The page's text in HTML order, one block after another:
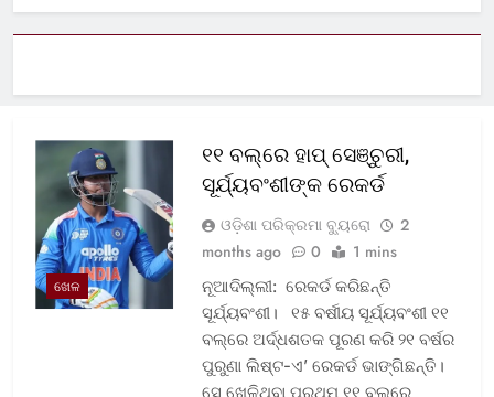
ଖେଳ
୧୧ ବଲ୍‌ରେ ହାପ୍ ସେଞ୍ଚୁରୀ,
ସୂର୍ଯ୍ୟବଂଶୀଙ୍କ ରେକର୍ଡ
ଓଡ଼ିଶା ପରିକ୍ରମା ବ୍ୟୁରୋ
2
months ago
0 1 mins
ନୂଆଦିଲ୍ଲୀ: ରେକର୍ଡ କରିଛନ୍ତି
ସୂର୍ଯ୍ୟବଂଶୀ। ୧୫ ବର୍ଷୀୟ ସୂର୍ଯ୍ୟବଂଶୀ ୧୧
ବଲ୍‌ରେ ଅର୍ଦ୍ଧଶତକ ପୂରଣ କରି ୨୧ ବର୍ଷର
ପୁରୁଣା ଲିଷ୍ଟ-ଏ’ ରେକର୍ଡ ଭାଙ୍ଗିଛନ୍ତି।
ସେ ଖେଳିଥିବା ପ୍ରଥମ ୧୧ ବଲ୍‌ରେ